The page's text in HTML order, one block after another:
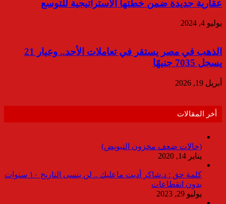
عقارية جديدة ضمن خطتها الاستراتيجية للتوسع
يوليو 4, 2024
الذهب في مصر يستقر في تعاملات الأحد.. وعيار 21
يسجل 7035 جنيهًا
أبريل 19, 2026
أخر المقالات
(حالات ضعف مخزون التبويض)
يناير 14, 2020
كلمة حق : د.شاكر أديت ماعليك .. لن ينسى التاريخ ١٠ سنوات
بدون انقطاعات
يوليو 29, 2023